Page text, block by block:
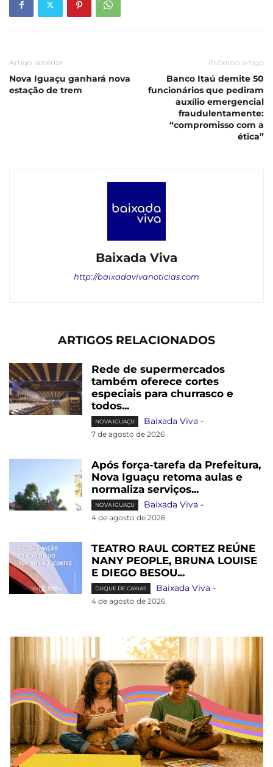
Artigo anterior
Nova Iguaçu ganhará nova
estação de trem
Próximo artigo
Banco Itaú demite 50
funcionários que pediram
auxílio emergencial
fraudulentamente:
“compromisso com a
ética”
Baixada Viva
http://baixadavivanoticias.com
ARTIGOS RELACIONADOS
Rede de supermercados
também oferece cortes
especiais para churrasco e
todos...
NOVA IGUAÇU Baixada Viva -
7 de agosto de 2026
Após força-tarefa da Prefeitura,
Nova Iguaçu retoma aulas e
normaliza serviços...
NOVA IGUAÇU Baixada Viva -
4 de agosto de 2026
TEATRO RAUL CORTEZ REÚNE
NANY PEOPLE, BRUNA LOUISE
E DIEGO BESOU...
DUQUE DE CAXIAS Baixada Viva -
4 de agosto de 2026